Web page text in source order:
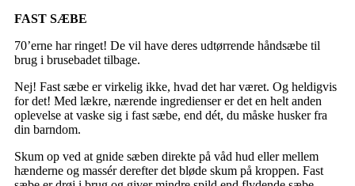
FAST SÆBE
70’erne har ringet! De vil have deres udtørrende håndsæbe til
brug i brusebadet tilbage.
Nej! Fast sæbe er virkelig ikke, hvad det har været. Og heldigvis
for det! Med lækre, nærende ingredienser er det en helt anden
oplevelse at vaske sig i fast sæbe, end dét, du måske husker fra
din barndom.
Skum op ved at gnide sæben direkte på våd hud eller mellem
hænderne og massér derefter det bløde skum på kroppen. Fast